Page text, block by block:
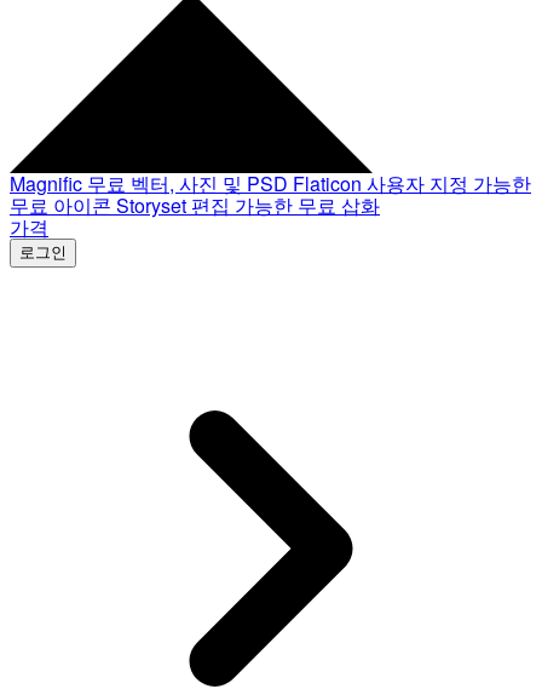
Magnific 무료 벡터, 사진 및 PSD Flaticon 사용자 지정 가능한
무료 아이콘 Storyset 편집 가능한 무료 삽화
가격
로그인